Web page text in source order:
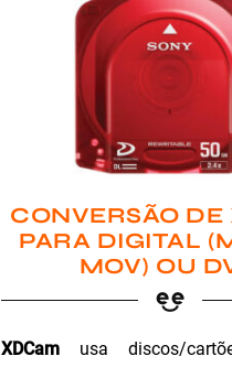
CONVERSÃO
PARA DIGITAL
MOV) OU
XDCam usa discos/